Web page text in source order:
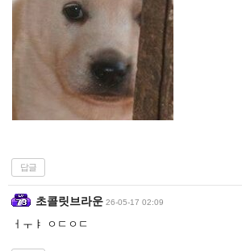
답글
초콜릿브라운 26-05-17 02:09
ㅓㅜㅑ ㅇㄷㅇㄷ